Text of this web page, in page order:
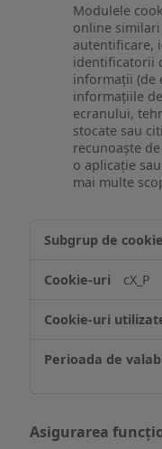
Modulele
online
autentificare,
identificatorii
informații (de
informațiile
ecranului,
stocate sau
recunoaște
o aplicație
mai multe
și/sau
informațiilor
pe
dispozitiv
cX_P
Asigurarea